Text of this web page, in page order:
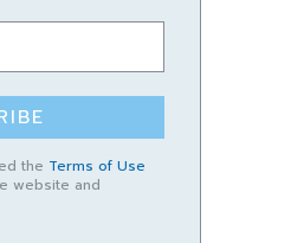
the Terms of Use
website and